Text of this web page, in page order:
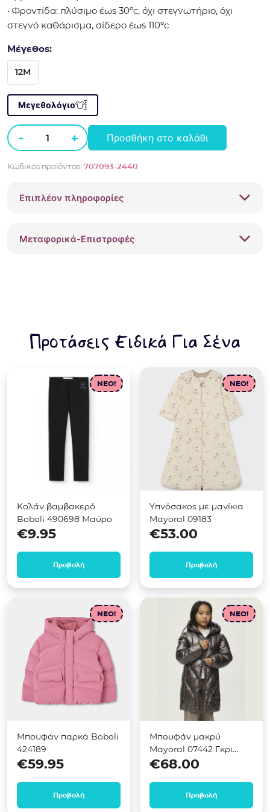
• Φροντίδα: πλύσιμο έως 30ºc, όχι στεγνωτήριο, όχι
στεγνό καθάρισμα, σίδερο έως 110ºc
Μέγεθος:
12M
Μεγεθολόγιο
-
Καλσόν
strass
707093
+ Προσθήκη στο καλάθι
Κωδικός προϊόντος: 707093-2440
Επιπλέον πληροφορίες
Μεταφορικά-Επιστροφές
Προτάσεις Ειδικά Για Σένα
NEO!
Κολάν βαμβακερό
Boboli 490698 Μαύρο
€9.95
Προβολή
NEO!
Υπνόσακος με μανίκια
Mayoral 09183
€53.00
Προβολή
NEO!
Μπουφάν παρκά Boboli
424189
€59.95
Προβολή
NEO!
Μπουφάν μακρύ
Mayoral 07442 Γκρι
μεταλιζέ σκούρο
€68.00
Προβολή